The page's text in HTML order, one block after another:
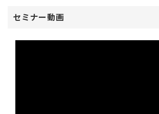
セミナー動画